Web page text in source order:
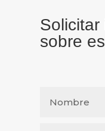
Solicitar
sobre